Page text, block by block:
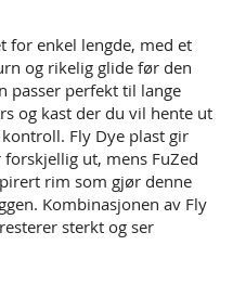
for enkel lengde, med et
og rikelig glide før den
passer perfekt til lange
og kast der du vil hente ut
Fly Dye plast gir
ut, mens FuZed
rim som gjør denne
Kombinasjonen av Fly
sterkt og ser